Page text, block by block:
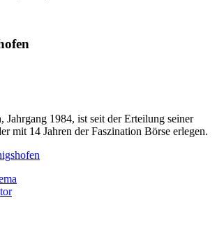
Jahrgang 1984, ist seit der Erteilung seiner
mit 14 Jahren der Faszination Börse erlegen.